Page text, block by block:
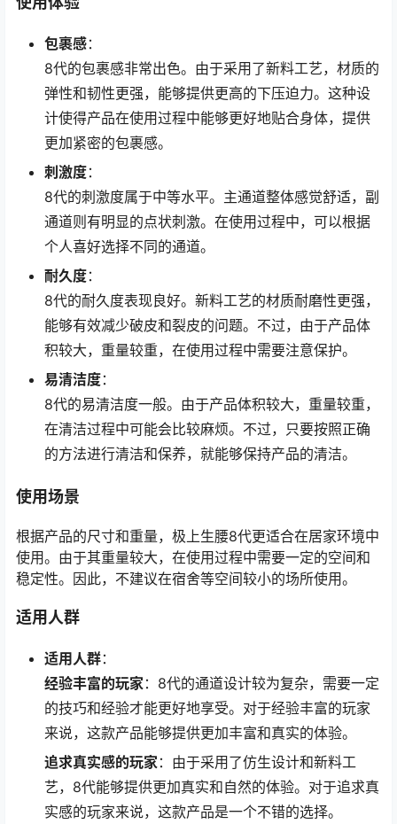
包裹感：
8代的包裹感非常出色。由于采用了新料工艺，材质的
弹性和韧性更强，能够提供更高的下压迫力。这种设
计使得产品在使用过程中能够更好地贴合身体，提供
更加紧密的包裹感。
刺激度：
8代的刺激度属于中等水平。主通道整体感觉舒适，副
通道则有明显的点状刺激。在使用过程中，可以根据
个人喜好选择不同的通道。
耐久度：
8代的耐久度表现良好。新料工艺的材质耐磨性更强，
能够有效减少破皮和裂皮的问题。不过，由于产品体
积较大，重量较重，在使用过程中需要注意保护。
易清洁度：
8代的易清洁度一般。由于产品体积较大，重量较重，
在清洁过程中可能会比较麻烦。不过，只要按照正确
的方法进行清洁和保养，就能够保持产品的清洁。
使用场景
根据产品的尺寸和重量，极上生腰8代更适合在居家环境中
使用。由于其重量较大，在使用过程中需要一定的空间和
稳定性。因此，不建议在宿舍等空间较小的场所使用。
适用人群
适用人群：
经验丰富的玩家 ：8代的通道设计较为复杂，需要一定
的技巧和经验才能更好地享受。对于经验丰富的玩家
来说，这款产品能够提供更加丰富和真实的体验。
追求真实感的玩家 ：由于采用了仿生设计和新料工
艺，8代能够提供更加真实和自然的体验。对于追求真
实感的玩家来说，这款产品是一个不错的选择。